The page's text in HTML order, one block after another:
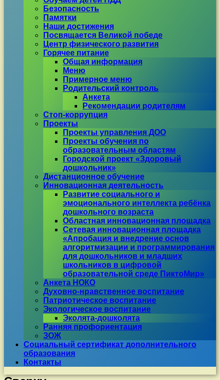
Безопасность
Памятки
Наши достижения
Посвящается Великой победе
Центр физического развития
Горячее питание
Общая информация
Меню
Примерное меню
Родительский контроль
Анкета
Рекомендации родителям
Стоп-коррупция
Проекты
Проекты управления ДОО
Проекты обучения по
образовательным областям
Городской проект «Здоровый
дошкольник»
Дистанционное обучение
Инновационная деятельность
Развитие социального и
эмоционального интеллекта ребёнка
дошкольного возраста
Областная инновационная площадка
Сетевая инновационная площадка
«Апробация и внедрение основ
алгоритмизации и программирования
для дошкольников и младших
школьников в цифровой
образовательной среде ПиктоМир»
Анкета НОКО
Духовно-нравственное воспитание
Патриотическое воспитание
Экологическое воспитание
Эколята-дошколята
Ранняя профориентация
ЗОЖ
Социальный сертификат дополнительного
образования
Контакты